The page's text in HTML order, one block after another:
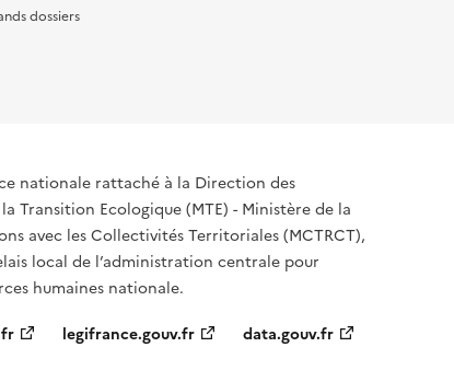
dossiers
nationale rattaché à la Direction des
Transition Ecologique (MTE) - Ministère de la
avec les Collectivités Territoriales (MCTRCT),
local de l’administration centrale pour
humaines nationale.
legifrance.gouv.fr data.gouv.fr